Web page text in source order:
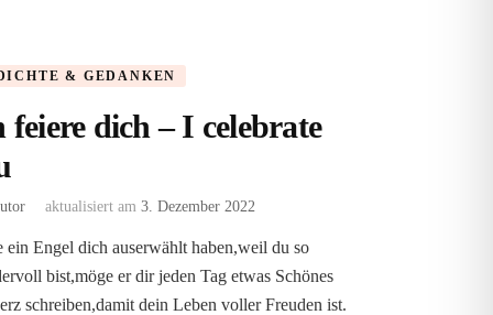
& GEDANKEN
feiere dich – I celebrate
aktualisiert am 3. Dezember 2022
ein Engel dich auserwählt haben,weil du so
bist,möge er dir jeden Tag etwas Schönes
schreiben,damit dein Leben voller Freuden ist.